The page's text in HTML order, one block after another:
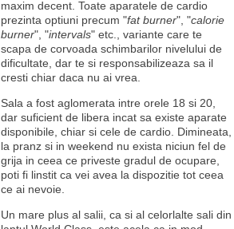
maxim decent. Toate aparatele de cardio
prezinta optiuni precum "fat burner", "calorie
burner", "intervals" etc., variante care te
scapa de corvoada schimbarilor nivelului de
dificultate, dar te si responsabilizeaza sa il
cresti chiar daca nu ai vrea.
Sala a fost aglomerata intre orele 18 si 20,
dar suficient de libera incat sa existe aparate
disponibile, chiar si cele de cardio. Dimineata,
la pranz si in weekend nu exista niciun fel de
grija in ceea ce priveste gradul de ocupare,
poti fi linstit ca vei avea la dispozitie tot ceea
ce ai nevoie.
Un mare plus al salii, ca si al celorlalte sali din